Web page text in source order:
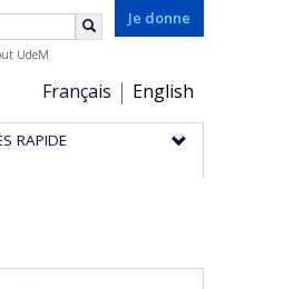
Je donne
Choix
de
la
Français English
UdeM
RAPIDE